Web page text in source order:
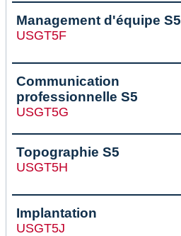
Management d'équipe S5
USGT5F
Communication
professionnelle S5
USGT5G
Topographie S5
USGT5H
Implantation
USGT5J